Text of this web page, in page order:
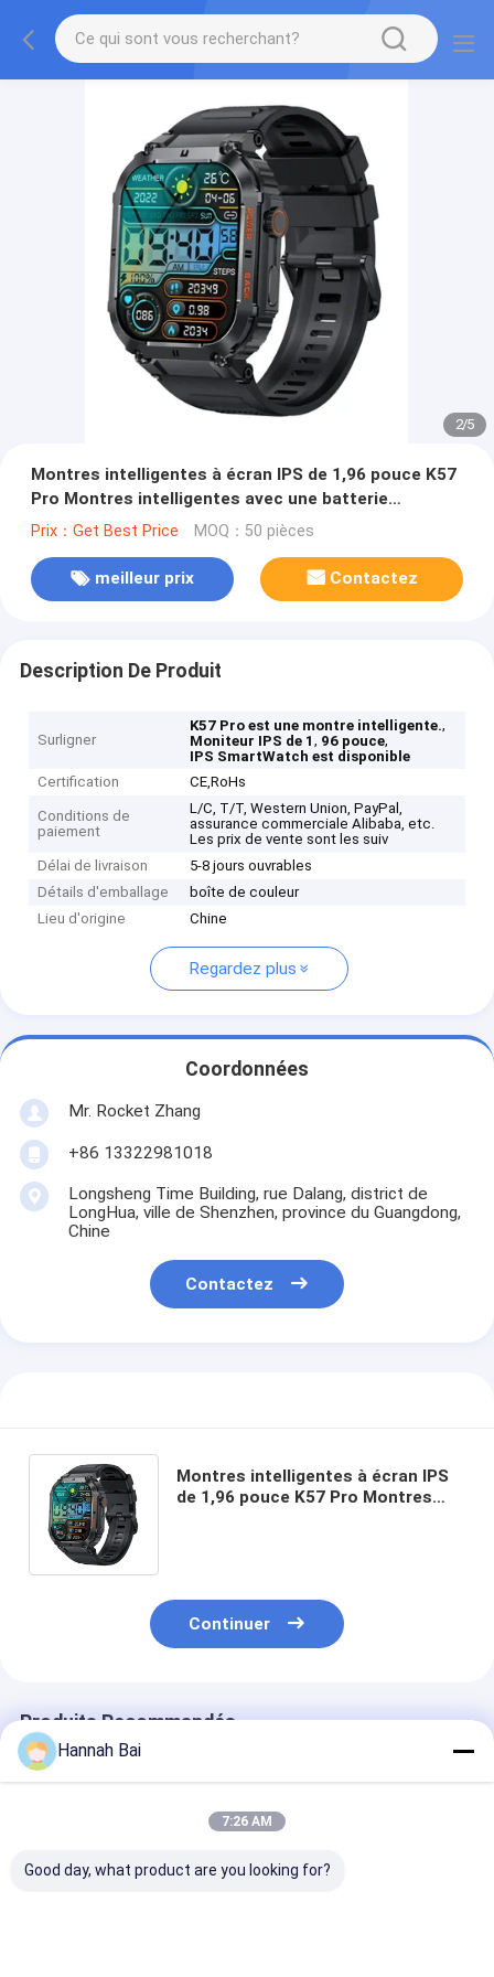
2/5
Montres intelligentes à écran IPS de 1,96 pouce K57
Pro Montres intelligentes avec une batterie
importante
Prix：Get Best Price MOQ：50 pièces
meilleur prix Contactez
Description De Produit
Surligner
K57 Pro est une montre intelligente.,
Moniteur IPS de 1, 96 pouce,
IPS SmartWatch est disponible
Certification
CE,RoHs
Conditions de
paiement
L/C, T/T, Western Union, PayPal,
assurance commerciale Alibaba, etc.
Les prix de vente sont les suiv
Délai de livraison
5-8 jours ouvrables
Détails d'emballage
boîte de couleur
Lieu d'origine
Chine
Regardez plus
Coordonnées
Mr. Rocket Zhang
+86 13322981018
Longsheng Time Building, rue Dalang, district de
LongHua, ville de Shenzhen, province du Guangdong,
Chine
Contactez
Montres intelligentes à écran IPS
de 1,96 pouce K57 Pro Montres
Continuer
Produits Recommandés
Hannah Bai
7:26 AM
Good day, what product are you looking for?